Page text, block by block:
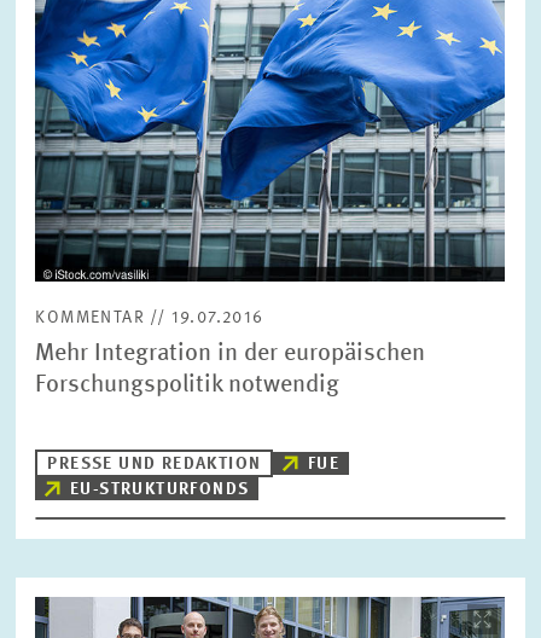
FORSCHUNG
SERVICE
GREMIEN
VERNETZUNG
Jahr
Bitte wählen Sie ein Jahr
Monat
Bitte wählen Sie einen Monat
Bereiche
Schlagworte
ZURÜCKSETZEN SUCHEN
KOMMENTAR // 19.07.2016
Mehr Integration in der europäischen
Forschungspolitik notwendig
PRESSE UND REDAKTION
FUE
EU-STRUKTURFONDS
Bild
öffnet